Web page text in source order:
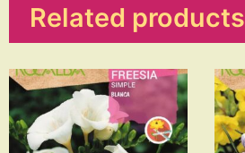
Related products